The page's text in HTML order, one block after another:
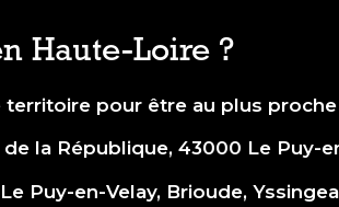
Haute-Loire ?
pour être au plus
la République, 43000 Le Puy-
Le Puy-en-Velay, Brioude,